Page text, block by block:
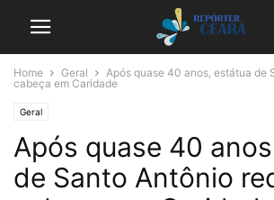
Home Geral
Após quase 40 anos, estátua de
cabeça em Caridade
Geral
Após quase 40
de Santo Antônio